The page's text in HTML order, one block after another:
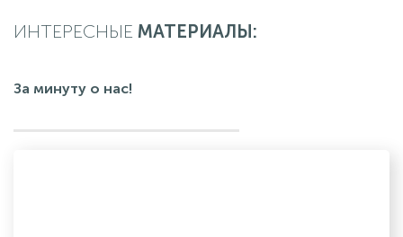
ИНТЕРЕСНЫЕ МАТЕРИАЛЫ:
За минуту о нас!